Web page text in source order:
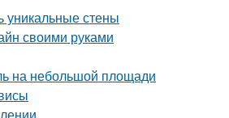
уникальные стены
своими руками
на небольшой площади